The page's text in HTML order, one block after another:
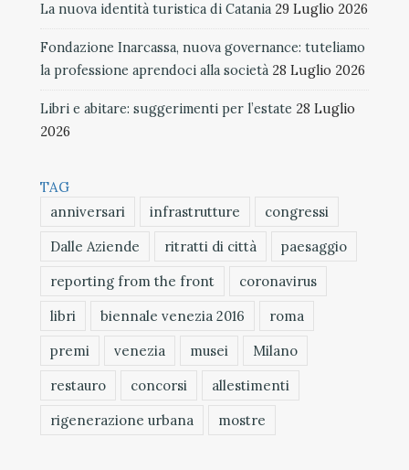
La nuova identità turistica di Catania 29 Luglio 2026
Fondazione Inarcassa, nuova governance: tuteliamo
la professione aprendoci alla società 28 Luglio 2026
Libri e abitare: suggerimenti per l’estate 28 Luglio
2026
TAG
anniversari
infrastrutture
congressi
Dalle Aziende
ritratti di città
paesaggio
reporting from the front
coronavirus
libri
biennale venezia 2016
roma
premi
venezia musei
Milano
restauro
concorsi
allestimenti
rigenerazione urbana
mostre